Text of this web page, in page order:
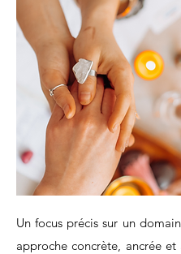
Un focus précis sur un
approche concrète, ancrée